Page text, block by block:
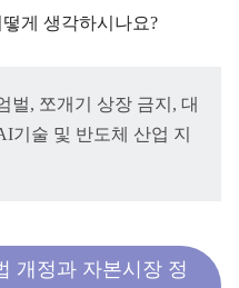
게 생각하시나요?
벌, 쪼개기 상장 금지, 대
기술 및 반도체 산업 지
개정과 자본시장 정